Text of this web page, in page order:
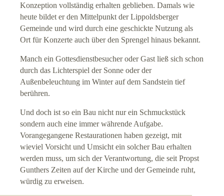
Führungen
G eschichte der Kirche
Evangeliar
Baugeschichte
Herberge (extern)
Weitere Unterkünfte
Touristisches Umland
Historisches Weserbergland
Konzeption vollständig erhalten geblieben. Damals wie
heute bildet er den Mittelpunkt der Lippoldsberger
Gemeinde und wird durch eine geschickte Nutzung als
Ort für Konzerte auch über den Sprengel hinaus bekannt.
Manch ein Gottesdienstbesucher oder Gast ließ sich schon
durch das Lichterspiel der Sonne oder der
Außenbeleuchtung im Winter auf dem Sandstein tief
berühren.
Und doch ist so ein Bau nicht nur ein Schmuckstück
sondern auch eine immer währende Aufgabe.
Vorangegangene Restaurationen haben gezeigt, mit
wieviel Vorsicht und Umsicht ein solcher Bau erhalten
werden muss, um sich der Verantwortung, die seit Propst
Gunthers Zeiten auf der Kirche und der Gemeinde ruht,
würdig zu erweisen.